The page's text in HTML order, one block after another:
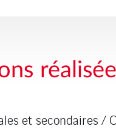
et secondaires /